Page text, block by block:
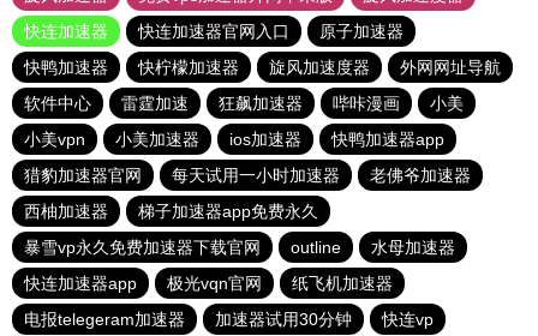
快连加速器
快连加速器官网入口
原子加速器
快鸭加速器
快柠檬加速器 旋风加速度器
外网网址导航
软件中心
雷霆加速 狂飙加速器 哔咔漫画
小美
小美vpn
小美加速器 ios加速器
快鸭加速器app
猎豹加速器官网
每天试用一小时加速器
老佛爷加速器
西柚加速器
梯子加速器app免费永久
暴雪vp永久免费加速器下载官网
outline
水母加速器
快连加速器app
极光vqn官网
纸飞机加速器
电报telegeram加速器
加速器试用30分钟 快连vp